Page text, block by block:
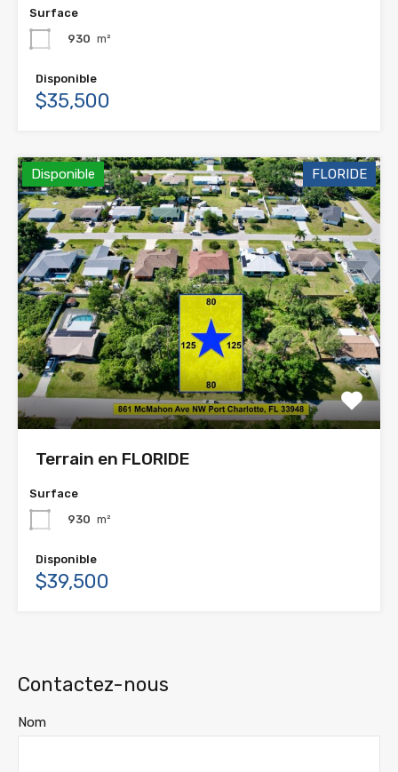
Surface
930 m²
Disponible
$35,500
Disponible FLORIDE
Terrain en FLORIDE
Surface
930 m²
Disponible
$39,500
Contactez-nous
Nom